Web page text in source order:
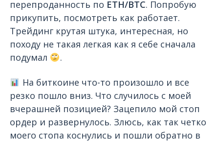
перепроданность по ETH/BTC. Попробую
прикупить, посмотреть как работает.
Трейдинг крутая штука, интересная, но
походу не такая легкая как я себе сначала
подумал
.
На биткоине что-то произошло и все
резко пошло вниз. Что случилось с моей
вчерашней позицией? Зацепило мой стоп
ордер и развернулось. Злюсь, как так четко
моего стопа коснулись и пошли обратно в